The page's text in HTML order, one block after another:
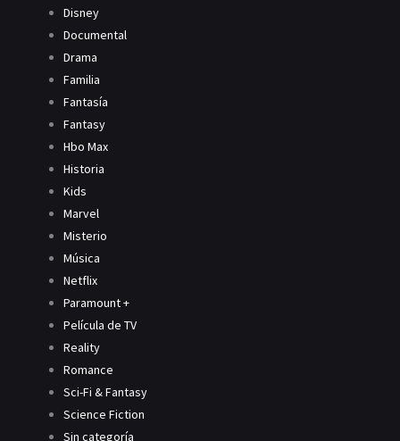
Disney
Documental
Drama
Familia
Fantasía
Fantasy
Hbo Max
Historia
Kids
Marvel
Misterio
Música
Netflix
Paramount +
Película de TV
Reality
Romance
Sci-Fi & Fantasy
Science Fiction
Sin categoría